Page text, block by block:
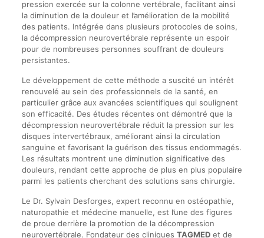
pression exercée sur la colonne vertébrale, facilitant ainsi
la diminution de la douleur et l’amélioration de la mobilité
des patients. Intégrée dans plusieurs protocoles de soins,
la décompression neurovertébrale représente un espoir
pour de nombreuses personnes souffrant de douleurs
persistantes.
Le développement de cette méthode a suscité un intérêt
renouvelé au sein des professionnels de la santé, en
particulier grâce aux avancées scientifiques qui soulignent
son efficacité. Des études récentes ont démontré que la
décompression neurovertébrale réduit la pression sur les
disques intervertébraux, améliorant ainsi la circulation
sanguine et favorisant la guérison des tissus endommagés.
Les résultats montrent une diminution significative des
douleurs, rendant cette approche de plus en plus populaire
parmi les patients cherchant des solutions sans chirurgie.
Le Dr. Sylvain Desforges, expert reconnu en ostéopathie,
naturopathie et médecine manuelle, est l’une des figures
de proue derrière la promotion de la décompression
neurovertébrale. Fondateur des cliniques TAGMEDet de